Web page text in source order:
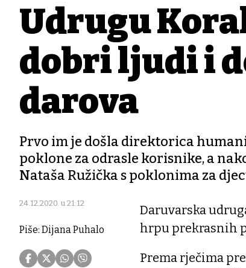
Udrugu
dobri ljudi i
darova
Prvo im je došla direktorica
poklone za odrasle korisnike, a
Nataša Ružička s poklonima za
24.12.2020. u 21:12
Piše: Dijana Puhalo
Daruvarska
hrpu prekrasnih
Prema rječima